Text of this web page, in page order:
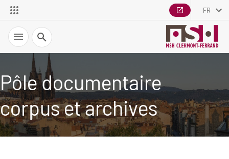
FR
Recherche
Pôle documentaire
corpus et archives